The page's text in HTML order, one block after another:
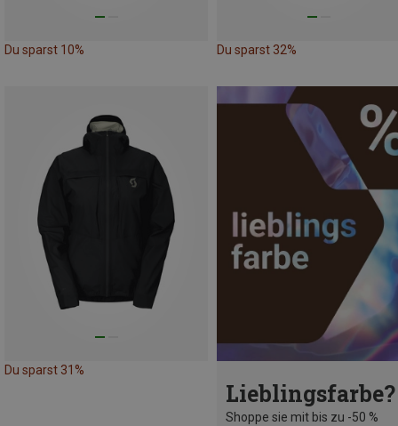
Du sparst 10% Du sparst 32%
Du sparst 31%
Lieblingsfarbe?
Shoppe sie mit bis zu -50 %